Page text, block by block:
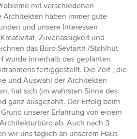
mit verschiedenen
Architekten haben immer gute
und unsere Interessen
Zuverlässigkeit und
das Büro Seyfarth /Stahlhut
wurde innerhalb des geplanten
fertiggestellt. Die Zeit , die
und Auswahl der Architekten
hat sich (im wahrsten Sinne des
ganz ausgezahlt. Der Erfolg beim
unserer Erfahrung von einem
ab. Auch nach 3
wir uns täglich an unserem Haus